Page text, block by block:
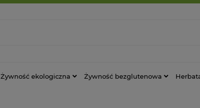
Żywność ekologiczna Żywność bezglutenowa